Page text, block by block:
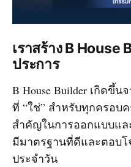
เราสร้าง B
ประการ
B House Builder เกิดขึ้
ที่ “ใช่” สำหรับทุกครอบ
สำคัญในการออกแบบแล
มีมาตรฐานที่ดีและตอบ
ประจำวัน